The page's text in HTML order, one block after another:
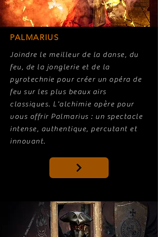
PALMARIUS
Joindre le meilleur de la danse, du
feu, de la jonglerie et de la
pyrotechnie pour créer un opéra de
feu sur les plus beaux airs
classiques. L'alchimie opère pour
vous offrir Palmarius : un spectacle
intense, authentique, percutant et
innovant.